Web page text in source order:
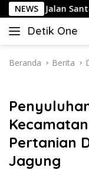
Langsung
ke
konten
NEWS
Jalan Santai, Spot
Detik One
Tajam
Fakta
Beranda Berita
Pertanian
Jagung